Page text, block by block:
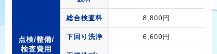
点検/整備/
検査費用
総合検査料 8,800円
下回り洗浄 6,600円